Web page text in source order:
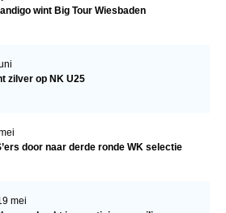
wint Big Tour Wiesbaden
zilver op NK U25
door naar derde ronde WK selectie
mei